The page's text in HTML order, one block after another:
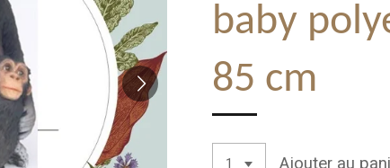
baby
85 cm
Ajouter au